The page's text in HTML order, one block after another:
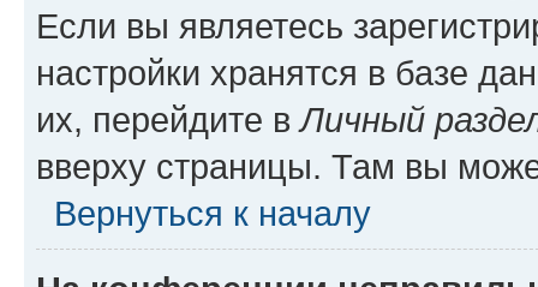
Если вы являетесь
настройки хранятся в базе
их, перейдите вЛичный
вверху страницы. Там вы
Вернуться к началу